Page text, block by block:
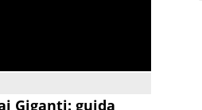
Giganti: guida